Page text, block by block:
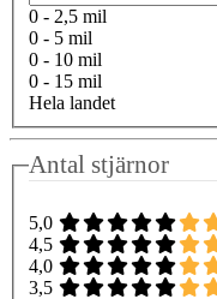
0 - 2,5 mil
0 - 5 mil
0 - 10 mil
0 - 15 mil
Hela landet
Antal stjärnor
5,0
4,5
4,0
3,5